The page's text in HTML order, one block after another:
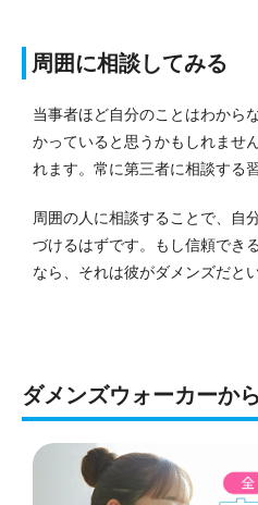
周囲に相談してみる
当事者ほど自分のことはわから
かっていると思うかもしれませ
れます。常に第三者に相談する
周囲の人に相談することで、自
づけるはずです。もし信頼でき
なら、それは彼がダメンズだと
ダメンズウォーカーか